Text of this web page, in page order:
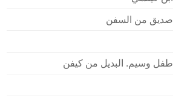
صديق من السفن
طفل وسيم. البديل من كيفن